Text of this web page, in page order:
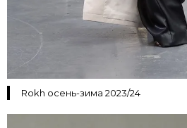
Rokh осень-зима 2023/24